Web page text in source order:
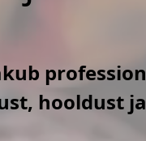
hooldust